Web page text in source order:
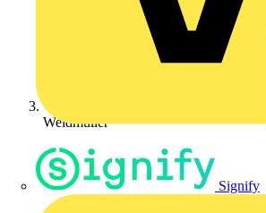
Signify
Weidmüller